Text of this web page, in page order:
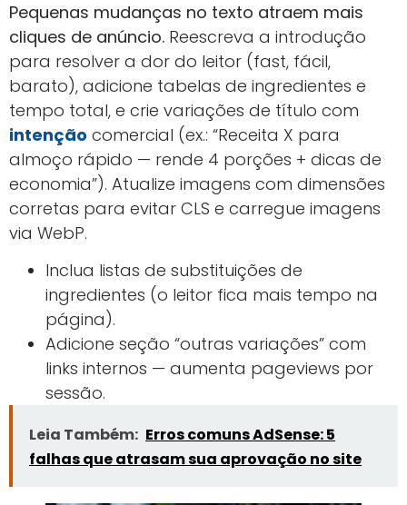
Pequenas mudanças no texto atraem mais
cliques de anúncio. Reescreva a introdução
para resolver a dor do leitor (fast, fácil,
barato), adicione tabelas de ingredientes e
tempo total, e crie variações de título com
intenção comercial (ex.: “Receita X para
almoço rápido — rende 4 porções + dicas de
economia”). Atualize imagens com dimensões
corretas para evitar CLS e carregue imagens
via WebP.
Inclua listas de substituições de
ingredientes (o leitor fica mais tempo na
página).
Adicione seção “outras variações” com
links internos — aumenta pageviews por
sessão.
Leia Também: Erros comuns AdSense: 5
falhas que atrasam sua aprovação no site